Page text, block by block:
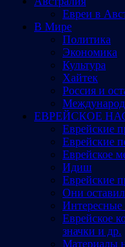
Евреи в
В Мире
Политика
Экономика
Культура
Хайтек
Россия и
ЕВРЕЙСКОЕ
Еврейские
Еврейские
Еврейское
Идиш
Еврейские
Они
Интересные
Еврейское
значки и др.
Материалы